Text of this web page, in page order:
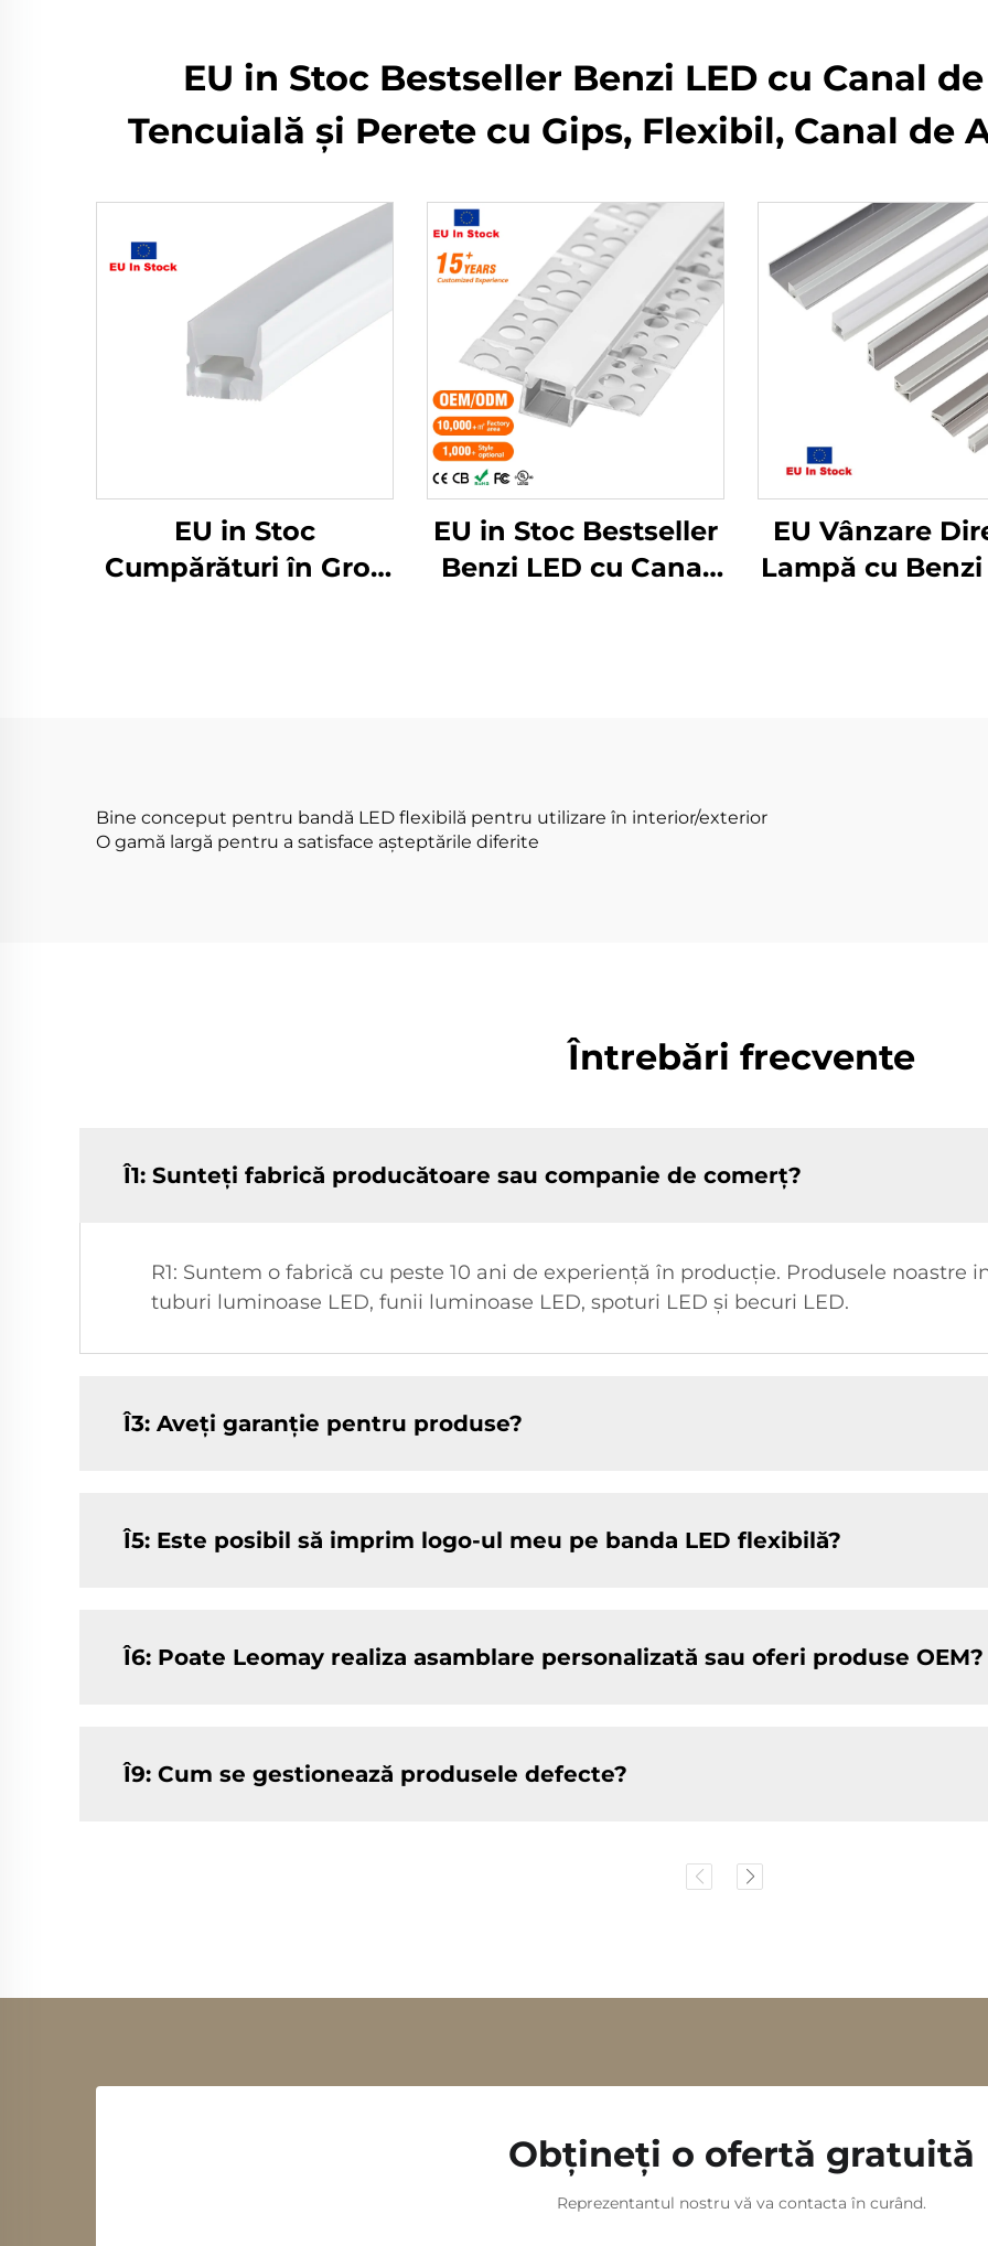
EU in Stoc Bestseller Benzi LED cu Canal
Tencuială și Perete cu Gips, Flexibil, Canal de
EU in Stoc
Cumpărături în Gros
EU in Stoc Bestseller
Benzi LED cu Canal
EU Vânzare
Lampă cu Benzi
Bine conceput pentru bandă LED flexibilă pentru utilizare în interior/exterior
O gamă largă pentru a satisface așteptările diferite
Întrebări frecvente
Î1: Sunteți fabrică producătoare sau companie de comerț?
R1: Suntem o fabrică cu peste 10 ani de experiență în producție. Produsele noastre
tuburi luminoase LED, funii luminoase LED, spoturi LED și becuri LED.
Î3: Aveți garanție pentru produse?
Î5: Este posibil să imprim logo-ul meu pe banda LED flexibilă?
Î6: Poate Leomay realiza asamblare personalizată sau oferi produse OEM?
Î9: Cum se gestionează produsele defecte?
Obțineți o ofertă gratuită
Reprezentantul nostru vă va contacta în curând.